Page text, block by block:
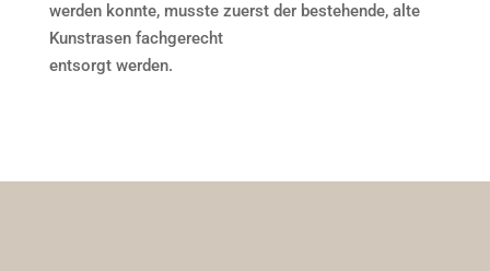
werden konnte, musste zuerst der bestehende, alte
Kunstrasen fachgerecht
entsorgt werden.